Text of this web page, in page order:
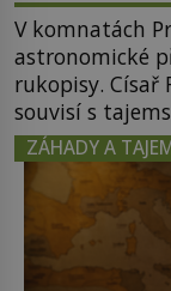
V komnatách
astronomické
rukopisy. Císař
souvisí s
poznání. Jenže
začínají
odnesl
zapomenuté
ZÁHADY A